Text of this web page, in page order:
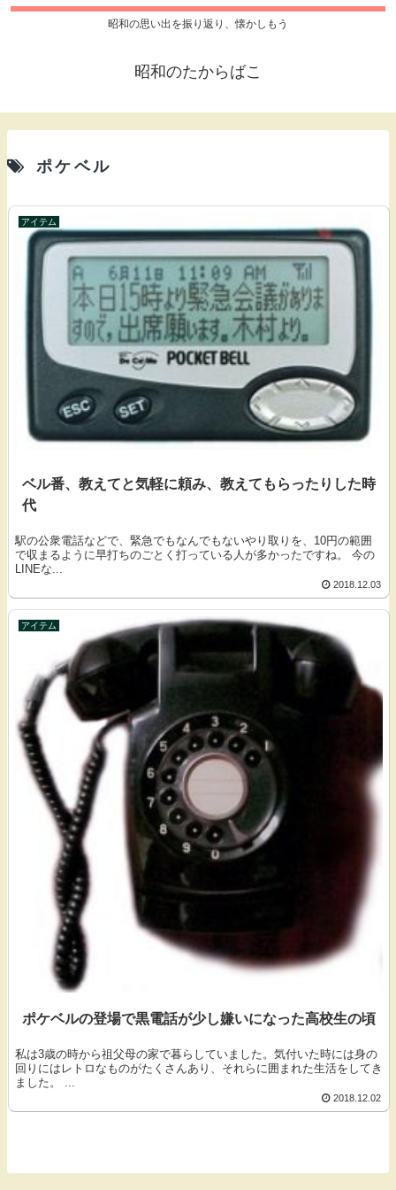
昭和の思い出を振り返り、懐かしもう
昭和のたからばこ
ポケベル
アイテム
ベル番、教えてと気軽に頼み、教えてもらったりした時
代
駅の公衆電話などで、緊急でもなんでもないやり取りを、10円の範囲
で収まるように早打ちのごとく打っている人が多かったですね。 今の
LINEな...
2018.12.03
アイテム
ポケベルの登場で黒電話が少し嫌いになった高校生の頃
私は3歳の時から祖父母の家で暮らしていました。気付いた時には身の
回りにはレトロなものがたくさんあり、それらに囲まれた生活をしてき
ました。 ...
2018.12.02